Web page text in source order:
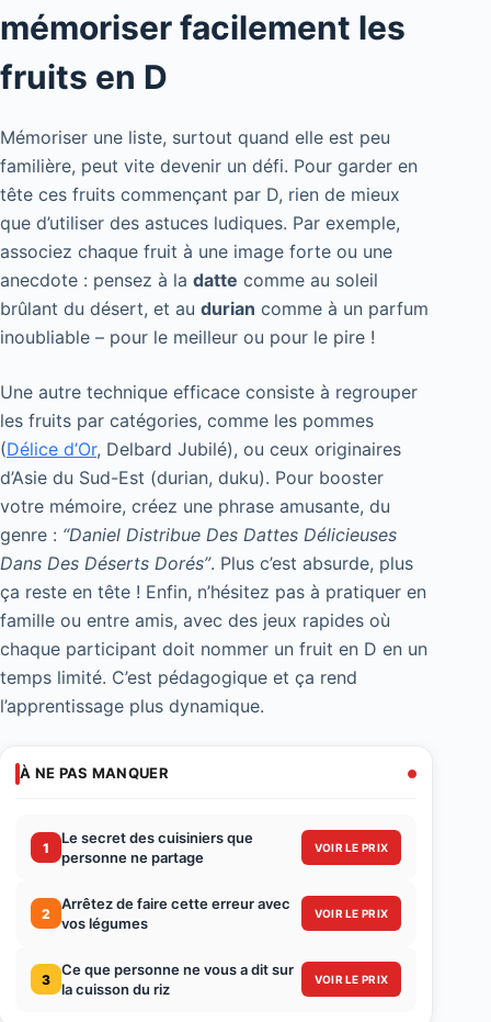
mémoriser facilement les
fruits en D
Mémoriser une liste, surtout quand elle est peu
familière, peut vite devenir un défi. Pour garder en
tête ces fruits commençant par D, rien de mieux
que d’utiliser des astuces ludiques. Par exemple,
associez chaque fruit à une image forte ou une
anecdote : pensez à la datte comme au soleil
brûlant du désert, et au durian comme à un parfum
inoubliable – pour le meilleur ou pour le pire !
Une autre technique efficace consiste à regrouper
les fruits par catégories, comme les pommes
(Délice d’Or, Delbard Jubilé), ou ceux originaires
d’Asie du Sud-Est (durian, duku). Pour booster
votre mémoire, créez une phrase amusante, du
genre : “Daniel Distribue Des Dattes Délicieuses
Dans Des Déserts Dorés”. Plus c’est absurde, plus
ça reste en tête ! Enfin, n’hésitez pas à pratiquer en
famille ou entre amis, avec des jeux rapides où
chaque participant doit nommer un fruit en D en un
temps limité. C’est pédagogique et ça rend
l’apprentissage plus dynamique.
À NE PAS MANQUER
1
Le secret des cuisiniers que
personne ne partage
VOIR LE PRIX
2
Arrêtez de faire cette erreur avec
vos légumes
VOIR LE PRIX
3
Ce que personne ne vous a dit sur
la cuisson du riz
VOIR LE PRIX